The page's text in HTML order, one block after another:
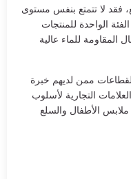
فقد لا تتمتع بنفس مستوى
الواحدة للمنتجات
المقاومة للماء عالية
ممن لديهم خبرة
التجارية لأسلوب
الأطفال والسلع